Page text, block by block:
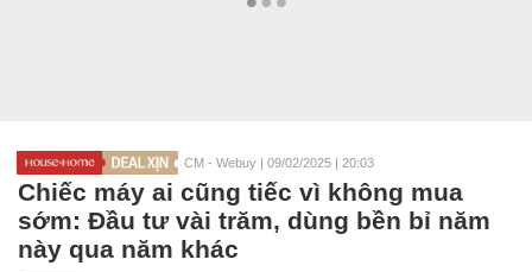
CM - Webuy |09/02/2025 | 20:03
Chiếc máy ai cũng tiếc vì không mua
sớm: Đầu tư vài trăm, dùng bền bỉ năm
này qua năm khác